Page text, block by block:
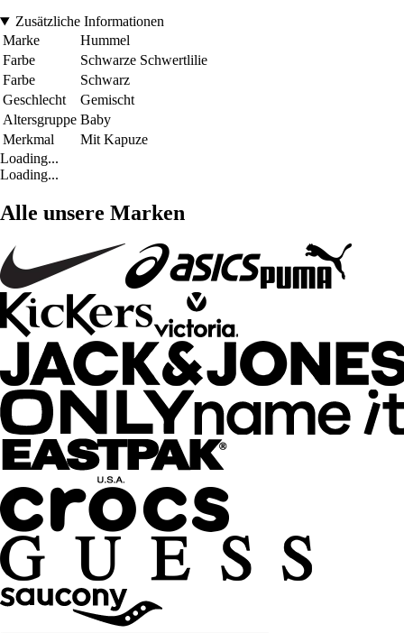
Zusätzliche Informationen
Marke
Hummel
Farbe
Schwarze Schwertlilie
Farbe
Schwarz
Geschlecht
Gemischt
Altersgruppe Baby
Merkmal
Mit Kapuze
Loading...
Loading...
Alle unsere Marken